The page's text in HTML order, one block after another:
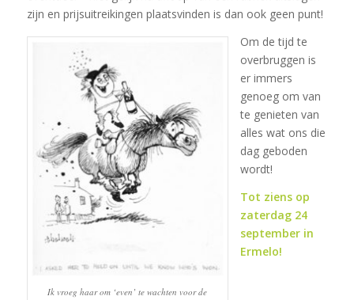
zijn en prijsuitreikingen plaatsvinden is dan ook geen punt!
Ik vroeg haar om ‘even’ te wachten voor de
Om de tijd te
overbruggen is
er immers
genoeg om van
te genieten van
alles wat ons die
dag geboden
wordt!
Tot ziens op
zaterdag 24
september in
Ermelo!